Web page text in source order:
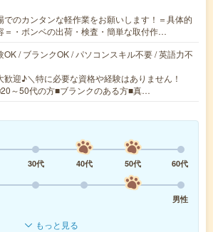
でのカンタンな軽作業をお願いします！＝具体的
＝・ボンベの出荷・検査・簡単な取付作…
OK / ブランクOK / パソコンスキル不要 / 英語力不
歓迎♪＼特に必要な資格や経験はありません！
～50代の方■ブランクのある方■真…
30代 40代 50代
60代
男性
もっと見る